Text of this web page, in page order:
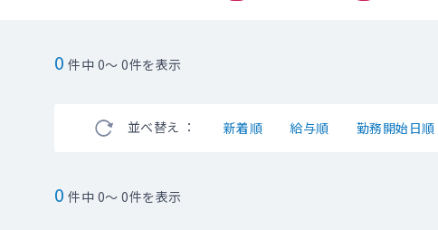
0 件中 0～ 0件を表示
並べ替え ： 新着順 給与順 勤務開始日順
0 件中 0～ 0件を表示